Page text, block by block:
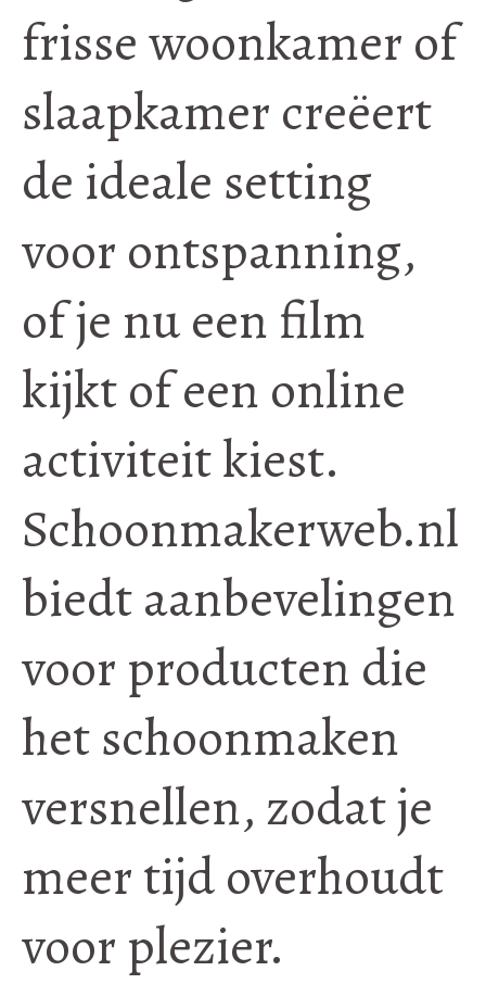
frisse woonkamer of
slaapkamer creëert
de ideale setting
voor ontspanning,
of je nu een film
kijkt of een online
activiteit kiest.
Schoonmakerweb.nl
biedt aanbevelingen
voor producten die
het schoonmaken
versnellen, zodat je
meer tijd overhoudt
voor plezier.